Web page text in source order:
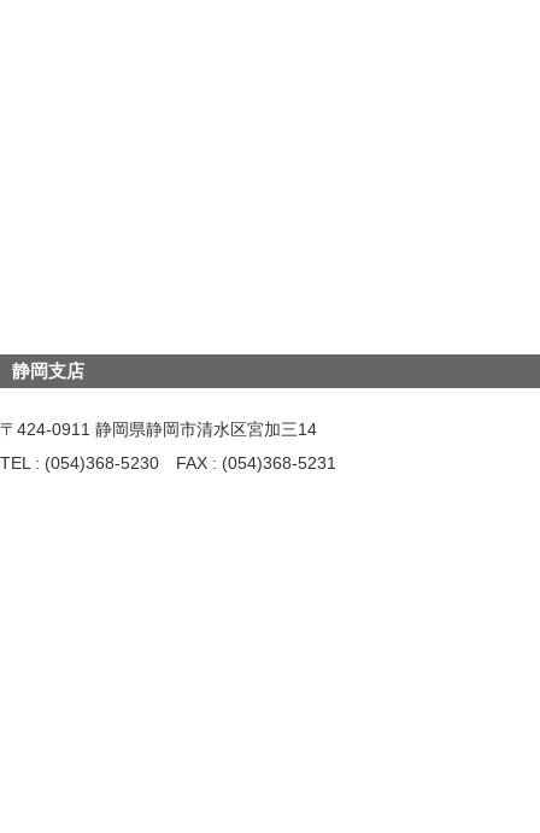
静岡支店
〒424-0911 静岡県静岡市清水区宮加三14
TEL : (054)368-5230 FAX : (054)368-5231